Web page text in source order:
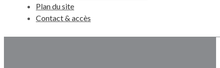
Plan du site
Contact & accès